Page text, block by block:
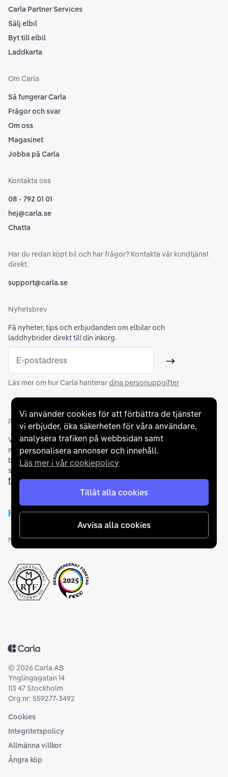
Vi använder cookies för att förbättra de tjänster
vi erbjuder, öka säkerheten för våra användare,
analysera trafiken på webbsidan samt
personalisera annonser och innehåll.
Läs mer i vår cookiepolicy
Tillåt alla cookies
Avvisa alla cookies
Carla Partner Services
Sälj elbil
Byt till elbil
Laddkarta
Om Carla
Så fungerar Carla
Frågor och svar
Om oss
Magasinet
Jobba på Carla
Kontakta oss
08 - 792 01 01
hej@carla.se
Chatta
Har du redan köpt bil och har frågor? Kontakta vår kundtjänst
direkt.
support@carla.se
Nyhetsbrev
Få nyheter, tips och erbjudanden om elbilar och
laddhybrider direkt till din inkorg.
E-postadress Skicka
Läs mer om hur Carla hanterardina personuppgifter
Partners och betallösningar
Vi samarbetar medflertalet banker för att erbjuda dig bästa
möjliga finansieringslösning och stödjer en rad olika
betalningsmetoder. För att du ska känna dig trygg vid ditt köp
samarbetar vi med Folksam och AutoConcept gällande
försäkringar och garantier.
Medlemskap och utmärkelser
Tillbaka till startsidan
© 2026Carla AB
Ynglingagatan 14
113 47 Stockholm
Org.nr: 559277-3492
Cookies
Integritetspolicy
Allmänna villkor
Ångra köp